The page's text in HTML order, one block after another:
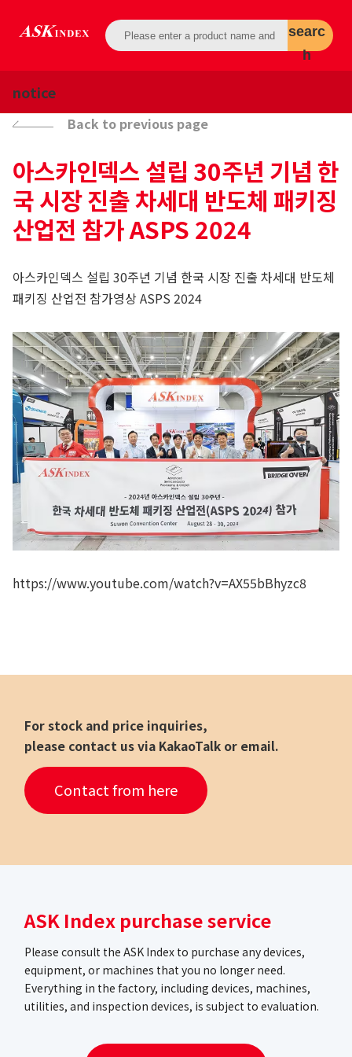
searc
h
notice
Back to previous page
아스카인덱스 설립 30주년 기념 한
국 시장 진출 차세대 반도체 패키징
산업전 참가 ASPS 2024
아스카인덱스 설립 30주년 기념 한국 시장 진출 차세대 반도체
패키징 산업전 참가영상 ASPS 2024
https://www.youtube.com/watch?v=AX55bBhyzc8
For stock and price inquiries,
please contact us via KakaoTalk or email.
Contact from here
ASK Index purchase service
Please consult the ASK Index to purchase any devices,
equipment, or machines that you no longer need.
Everything in the factory, including devices, machines,
utilities, and inspection devices, is subject to evaluation.